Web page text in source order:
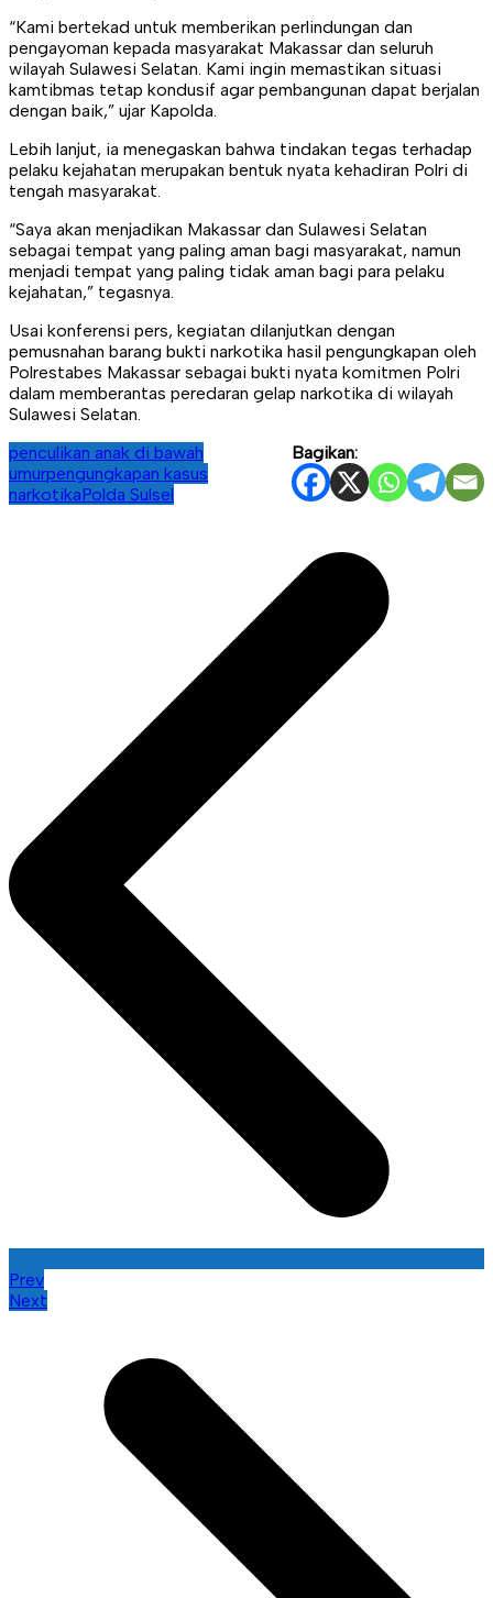
“Kami bertekad untuk memberikan perlindungan dan
pengayoman kepada masyarakat Makassar dan seluruh
wilayah Sulawesi Selatan. Kami ingin memastikan situasi
kamtibmas tetap kondusif agar pembangunan dapat berjalan
dengan baik,” ujar Kapolda.
Lebih lanjut, ia menegaskan bahwa tindakan tegas terhadap
pelaku kejahatan merupakan bentuk nyata kehadiran Polri di
tengah masyarakat.
“Saya akan menjadikan Makassar dan Sulawesi Selatan
sebagai tempat yang paling aman bagi masyarakat, namun
menjadi tempat yang paling tidak aman bagi para pelaku
kejahatan,” tegasnya.
Usai konferensi pers, kegiatan dilanjutkan dengan
pemusnahan barang bukti narkotika hasil pengungkapan oleh
Polrestabes Makassar sebagai bukti nyata komitmen Polri
dalam memberantas peredaran gelap narkotika di wilayah
Sulawesi Selatan.
Bagikan:
penculikan anak di bawah
umurpengungkapan kasus
narkotikaPolda Sulsel
Prev
Next